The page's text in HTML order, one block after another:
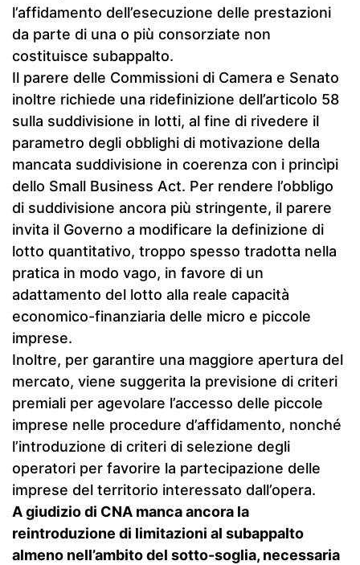
l’affidamento dell’esecuzione delle prestazioni
da parte di una o più consorziate non
costituisce subappalto.
Il parere delle Commissioni di Camera e Senato
inoltre richiede una ridefinizione dell’articolo 58
sulla suddivisione in lotti, al fine di rivedere il
parametro degli obblighi di motivazione della
mancata suddivisione in coerenza con i princìpi
dello Small Business Act. Per rendere l’obbligo
di suddivisione ancora più stringente, il parere
invita il Governo a modificare la definizione di
lotto quantitativo, troppo spesso tradotta nella
pratica in modo vago, in favore di un
adattamento del lotto alla reale capacità
economico-finanziaria delle micro e piccole
imprese.
Inoltre, per garantire una maggiore apertura del
mercato, viene suggerita la previsione di criteri
premiali per agevolare l’accesso delle piccole
imprese nelle procedure d’affidamento, nonché
l’introduzione di criteri di selezione degli
operatori per favorire la partecipazione delle
imprese del territorio interessato dall’opera.
A giudizio di CNA manca ancora la
reintroduzione di limitazioni al subappalto
almeno nell’ambito del sotto-soglia, necessaria